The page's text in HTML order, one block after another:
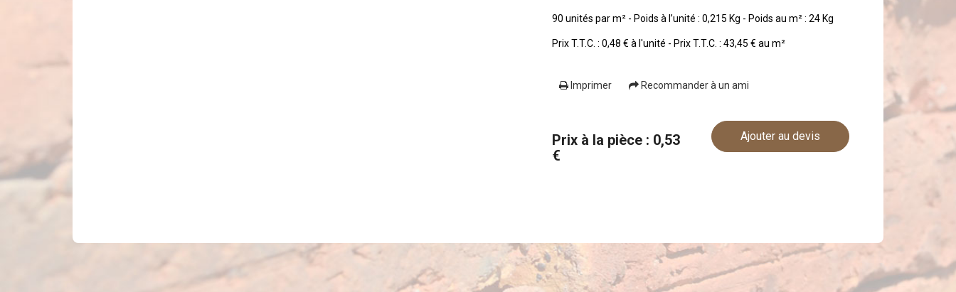
90 unités par m² - Poids à l’unité : 0,215 Kg - Poids au m² : 24 Kg
Prix T.T.C. : 0,48 € à l'unité - Prix T.T.C. : 43,45 € au m²
Imprimer Recommander à un ami
Prix à la pièce : 0,53
€
Ajouter au devis